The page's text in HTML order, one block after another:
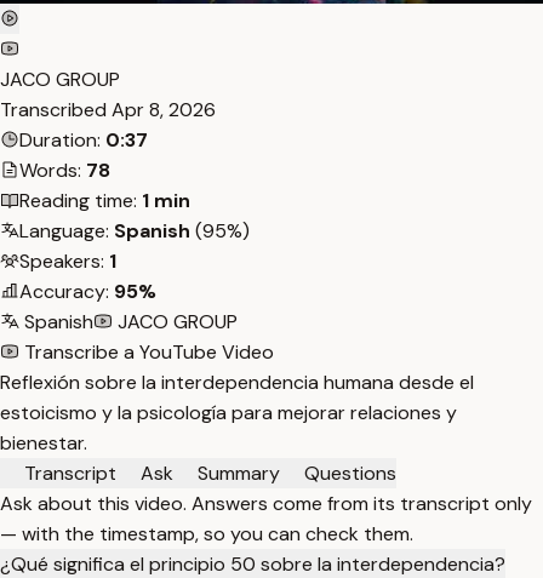
JACO GROUP
Transcribed Apr 8, 2026
Duration: 0:37
Words: 78
Reading time: 1 min
Language: Spanish (95%)
Speakers: 1
Accuracy: 95%
Spanish
JACO GROUP
Transcribe a YouTube Video
Reflexión sobre la interdependencia humana desde el
estoicismo y la psicología para mejorar relaciones y
bienestar.
Transcript
Ask Summary
Questions
Ask about this video. Answers come from its transcript only
— with the timestamp, so you can check them.
¿Qué significa el principio 50 sobre la interdependencia?